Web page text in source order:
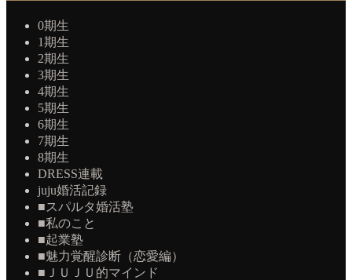
0期生
1期生
2期生
3期生
4期生
5期生
6期生
7期生
8期生
DRESS連載
juju婚活記録
■スパルタ婚活塾
■私のこと
■起業塾
■魅力覚醒診断（恋愛編）
■ＪＵＪＵ的マインド